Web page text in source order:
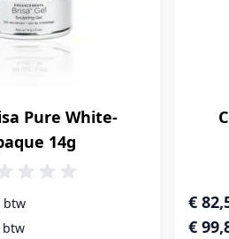
Pure White-
14g
€
€